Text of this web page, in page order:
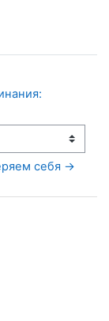
себя →